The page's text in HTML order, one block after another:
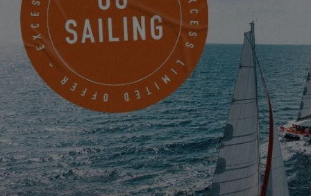
funcionalidad de nuestro sitio web.
SETTINGS